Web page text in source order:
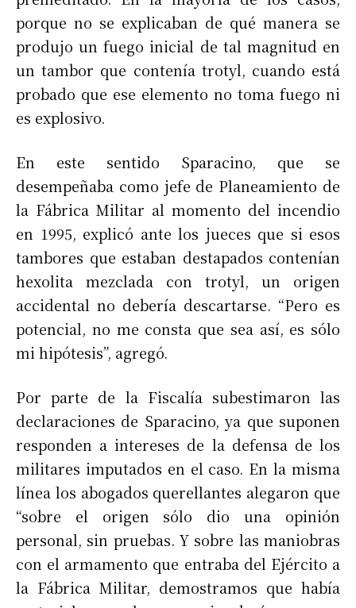
porque no se explicaban de qué manera se
produjo un fuego inicial de tal magnitud en
un tambor que contenía trotyl, cuando está
probado que ese elemento no toma fuego ni
es explosivo.
En este sentido Sparacino, que se
desempeñaba como jefe de Planeamiento de
la Fábrica Militar al momento del incendio
en 1995, explicó ante los jueces que si esos
tambores que estaban destapados contenían
hexolita mezclada con trotyl, un origen
accidental no debería descartarse. “Pero es
potencial, no me consta que sea así, es sólo
mi hipótesis”, agregó.
Por parte de la Fiscalía subestimaron las
declaraciones de Sparacino, ya que suponen
responden a intereses de la defensa de los
militares imputados en el caso. En la misma
línea los abogados querellantes alegaron que
“sobre el origen sólo dio una opinión
personal, sin pruebas. Y sobre las maniobras
con el armamento que entraba del Ejército a
la Fábrica Militar, demostramos que había